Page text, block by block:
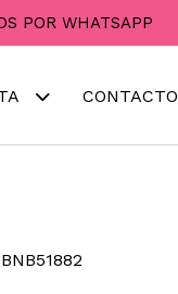
POR WHATSAPP
CONTACTO